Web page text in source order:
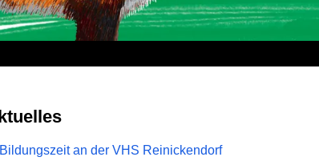
Aktuelles
Bildungszeit an der VHS Reinickendorf